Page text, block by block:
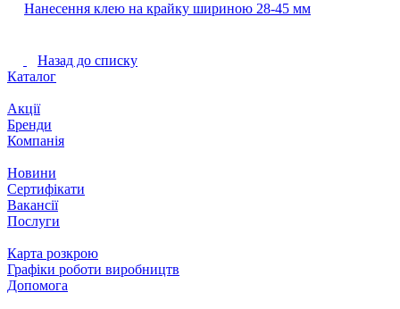
Нанесення клею на крайку шириною 28-45 мм
Назад до списку
Каталог
Акції
Бренди
Компанія
Новини
Сертифікати
Вакансії
Послуги
Карта розкрою
Графіки роботи виробництв
Допомога